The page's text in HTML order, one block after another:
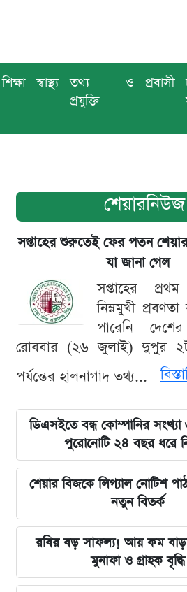
শিক্ষা স্বাস্থ্য
তথ্য ও
প্রযুক্তি
প্রবাসী
শেয়ারনিউজ
সপ্তাহের শুরুতেই ফের পতন
যা জানা গেল
সপ্তাহের প্রথম
নিম্নমুখী
পারেনি
রোববার (২৬ জুলাই) দুপুর
পর্যন্তের হালনাগাদ তথ্য...
ডিএসইতে বন্ধ কোম্পানির
পুরোনোটি ২৪ বছর ধরে
শেয়ার বিজকে লিগ্যাল নোটিশ
নতুন বিতর্ক
রবির বড় সাফল্য! আয় কম
মুনাফা ও গ্রাহক বৃদ্ধি